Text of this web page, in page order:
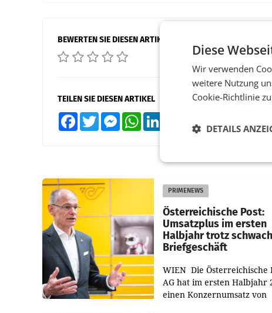
BEWERTEN SIE DIESEN ARTIKEL
TEILEN SIE DIESEN ARTIKEL
FacebookTwitter MessengerWhatsApp
PRIMENEWS
Österreichische Post:
Umsatzplus im ersten
Halbjahr trotz
Briefgeschäft
WIEN Die Österreichische
AG hat im ersten Halbjahr
einen Konzernumsatz von
Diese
Wir verwenden
weitere Nutzung
Cookie-Richtlinie
DETAILS